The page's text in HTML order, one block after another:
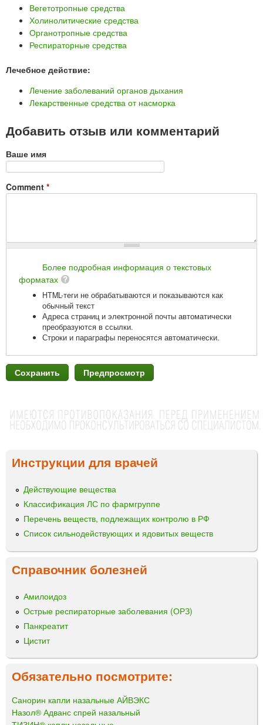
Вегетотропные средства
Холинолитические средства
Органотропные средства
Респираторные средства
Лечебное действие:
Лечение заболеваний органов дыхания
Лекарственные средства от насморка
Добавить отзыв или комментарий
Ваше имя
Comment *
Более подробная информация о текстовых
форматах
HTML-теги не обрабатываются и показываются как
обычный текст
Адреса страниц и электронной почты автоматически
преобразуются в ссылки.
Строки и параграфы переносятся автоматически.
Инструкции для врачей
Действующие вещества
Классификация ЛС по фармгруппе
Перечень веществ, подлежащих контролю в РФ
Список сильнодействующих и ядовитых веществ
Справочник болезней
Амилоидоз
Острые респираторные заболевания (ОРЗ)
Панкреатит
Цистит
Обязательно посмотрите:
Санорин капли назальные АЙВЭКС
Назол® Адванс спрей назальный